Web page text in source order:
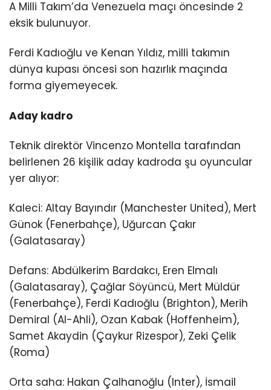
A Milli Takım’da Venezuela maçı öncesinde 2
eksik bulunuyor.
Ferdi Kadıoğlu ve Kenan Yıldız, milli takımın
dünya kupası öncesi son hazırlık maçında
forma giyemeyecek.
Aday kadro
Teknik direktör Vincenzo Montella tarafından
belirlenen 26 kişilik aday kadroda şu oyuncular
yer alıyor:
Kaleci: Altay Bayındır (Manchester United), Mert
Günok (Fenerbahçe), Uğurcan Çakır
(Galatasaray)
Defans: Abdülkerim Bardakcı, Eren Elmalı
(Galatasaray), Çağlar Söyüncü, Mert Müldür
(Fenerbahçe), Ferdi Kadıoğlu (Brighton), Merih
Demiral (Al-Ahli), Ozan Kabak (Hoffenheim),
Samet Akaydin (Çaykur Rizespor), Zeki Çelik
(Roma)
Orta saha: Hakan Çalhanoğlu (Inter), İsmail